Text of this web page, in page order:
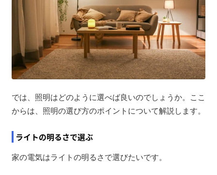
では、照明はどのように選べば良いのでしょうか。ここ
からは、照明の選び方のポイントについて解説します。
ライトの明るさで選ぶ
家の電気はライトの明るさで選びたいです。